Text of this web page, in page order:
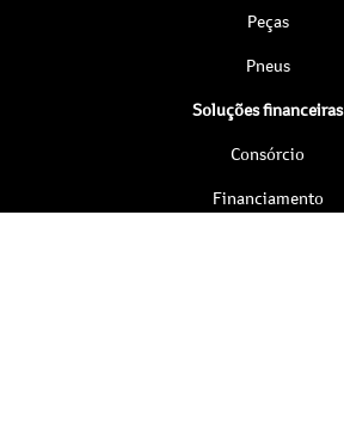
Peças
Pneus
Soluções financeiras
Consórcio
Financiamento